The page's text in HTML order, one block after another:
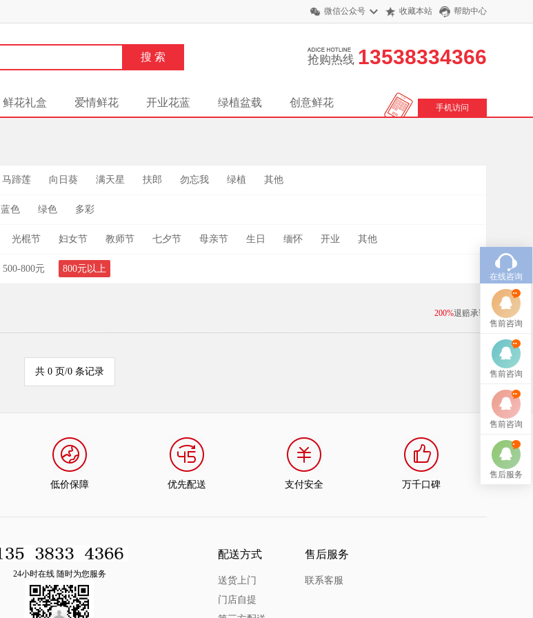
微信公众号 收藏本站 帮助中心
抢购热线 13538334366
鲜花礼盒 爱情鲜花 开业花蓝 绿植盆载 创意鲜花 手机访问
马蹄莲 向日葵 满天星 扶郎 勿忘我 绿植 其他
蓝色 绿色 多彩
光棍节 妇女节 教师节 七夕节 母亲节 生日 缅怀 开业 其他
500-800元 800元以上
200%退赔承诺
共 0 页/0 条记录
低价保障 优先配送 支付安全 万千口碑
24小时在线 随时为您服务
配送方式
送货上门
门店自提
售后服务
联系客服
在线咨询
售前咨询
售前咨询
售前咨询
售后服务